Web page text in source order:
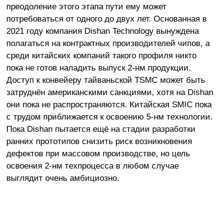
преодоление этого этапа пути ему может
потребоваться от одного до двух лет. Основанная в
2021 году компания Dishan Technology вынуждена
полагаться на контрактных производителей чипов, а
среди китайских компаний такого профиля никто
пока не готов наладить выпуск 2-нм продукции.
Доступ к конвейеру тайваньской TSMC может быть
затруднён американскими санкциями, хотя на Dishan
они пока не распространяются. Китайская SMIC пока
с трудом приближается к освоению 5-нм технологии.
Пока Dishan пытается ещё на стадии разработки
ранних прототипов снизить риск возникновения
дефектов при массовом производстве, но цель
освоения 2-нм техпроцесса в любом случае
выглядит очень амбициозно.